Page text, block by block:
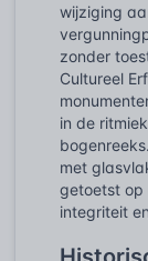
wijziging
zonder
Cultureel
in de
met
getoetst op
integriteit